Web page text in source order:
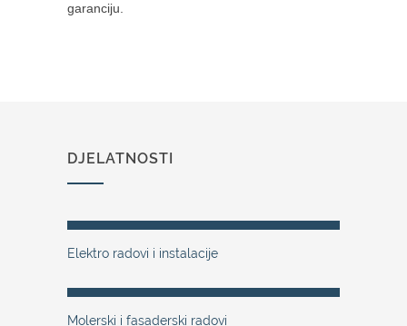
garanciju.
DJELATNOSTI
Elektro radovi i instalacije
Molerski i fasaderski radovi